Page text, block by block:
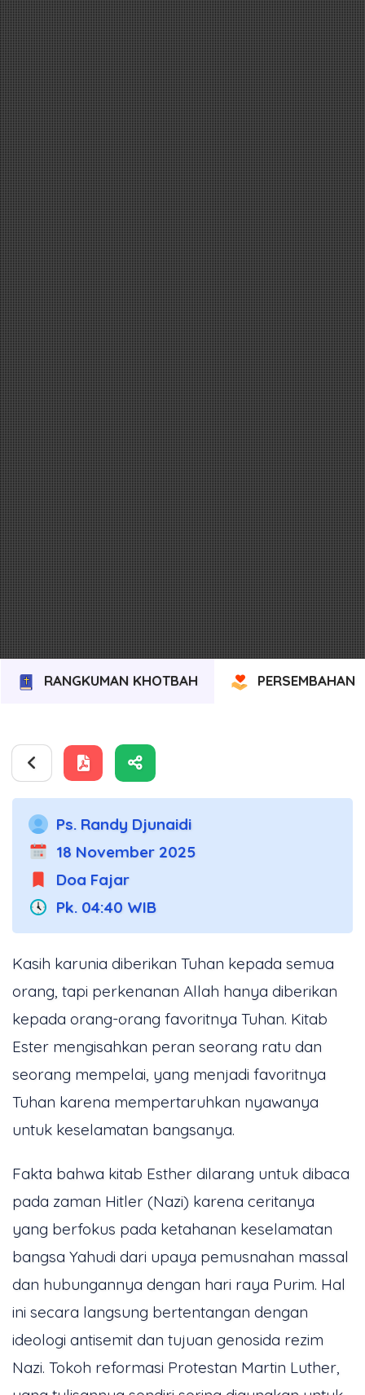
RANGKUMAN KHOTBAH PERSEMBAHAN
Ps. Randy Djunaidi
18 November 2025
Doa Fajar
Pk. 04:40 WIB
Kasih karunia diberikan Tuhan kepada semua
orang, tapi perkenanan Allah hanya diberikan
kepada orang-orang favoritnya Tuhan. Kitab
Ester mengisahkan peran seorang ratu dan
seorang mempelai, yang menjadi favoritnya
Tuhan karena mempertaruhkan nyawanya
untuk keselamatan bangsanya.
Fakta bahwa kitab Esther dilarang untuk dibaca
pada zaman Hitler (Nazi) karena ceritanya
yang berfokus pada ketahanan keselamatan
bangsa Yahudi dari upaya pemusnahan massal
dan hubungannya dengan hari raya Purim. Hal
ini secara langsung bertentangan dengan
ideologi antisemit dan tujuan genosida rezim
Nazi. Tokoh reformasi Protestan Martin Luther,